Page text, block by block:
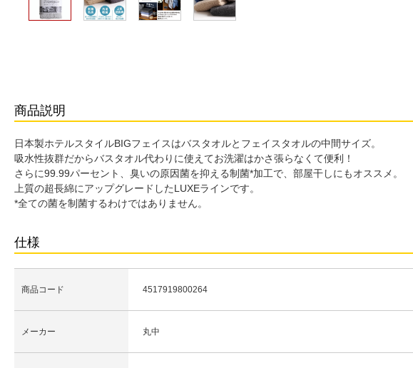
商品説明
日本製ホテルスタイルBIGフェイスはバスタオルとフェイスタオルの中間サイズ。
吸水性抜群だからバスタオル代わりに使えてお洗濯はかさ張らなくて便利！
さらに99.99パーセント、臭いの原因菌を抑える制菌*加工で、部屋干しにもオススメ。
上質の超長綿にアップグレードしたLUXEラインです。
*全ての菌を制菌するわけではありません。
仕様
商品コード 4517919800264
メーカー 丸中